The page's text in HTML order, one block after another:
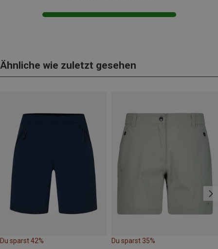
Ähnliche wie zuletzt gesehen
Du sparst 42% Du sparst 35%